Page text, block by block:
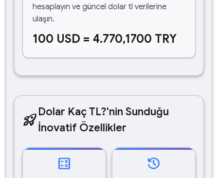
hesaplayın ve güncel dolar tl verilerine
ulaşın.
100 USD = 4.770,1700 TRY
rocket_launchDolar Kaç TL?'nin Sunduğu
İnovatif Özellikler
calculate history